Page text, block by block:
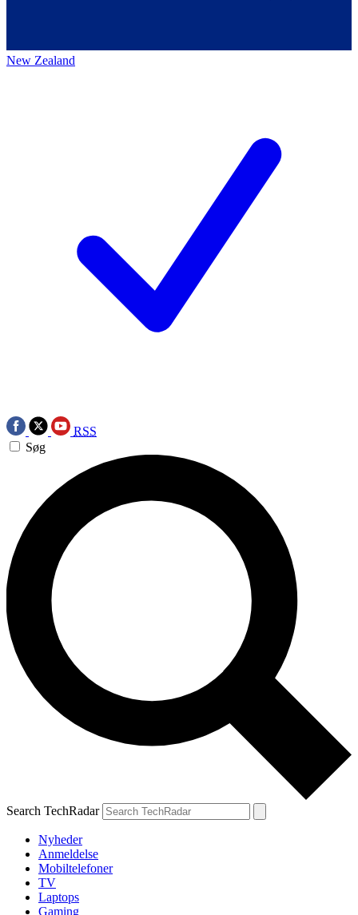
New Zealand
RSS
Søg
Search TechRadar
Nyheder
Anmeldelse
Mobiltelefoner
TV
Laptops
Gaming